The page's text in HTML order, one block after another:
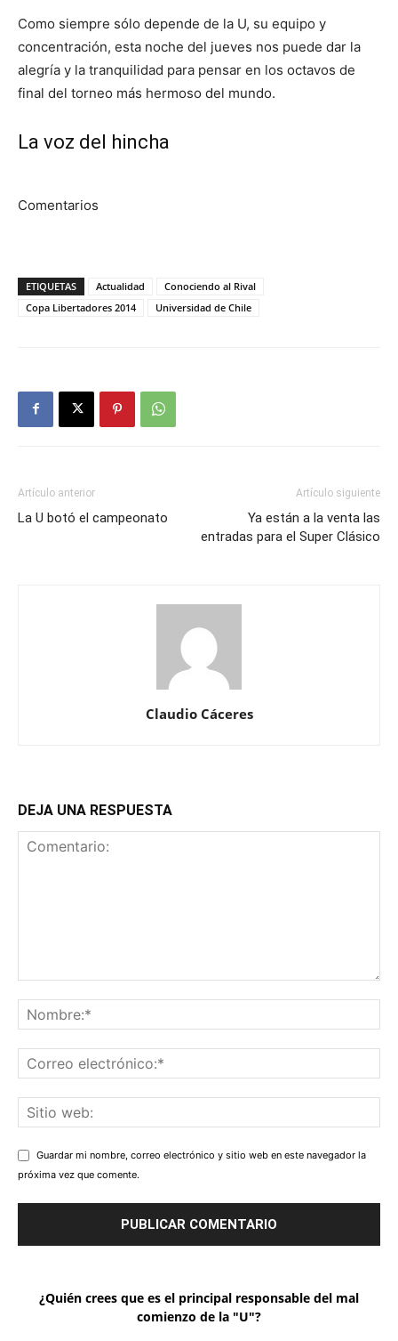
Como siempre sólo depende de la U, su equipo y
concentración, esta noche del jueves nos puede dar la
alegría y la tranquilidad para pensar en los octavos de
final del torneo más hermoso del mundo.
La voz del hincha
Comentarios
ETIQUETAS Actualidad
Conociendo al Rival
Copa Libertadores 2014
Universidad de Chile
Artículo anterior
La U botó el campeonato
Artículo siguiente
Ya están a la venta las
entradas para el Super Clásico
Claudio Cáceres
DEJA UNA RESPUESTA
Guardar mi nombre, correo electrónico y sitio web en este navegador la
próxima vez que comente.
¿Quién crees que es el principal responsable del mal
comienzo de la "U"?